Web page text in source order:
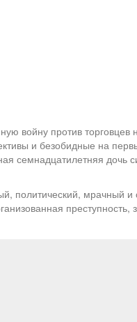
войну против торговцев
и безобидные на
семнадцатилетняя дочь
политический, мрачный и
преступность,